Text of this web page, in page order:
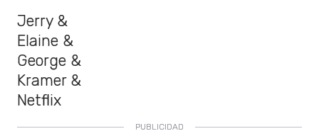
Jerry &
Elaine &
George &
Kramer &
Netflix